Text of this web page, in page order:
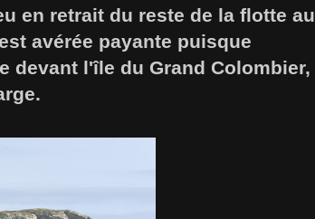
en retrait du reste de la flotte au
avérée payante puisque
devant l'île du Grand Colombier,